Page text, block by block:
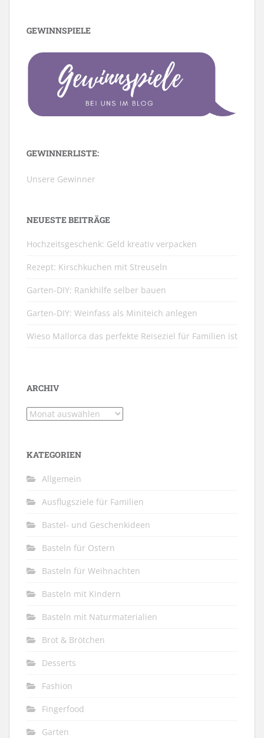
GEWINNSPIELE
GEWINNERLISTE:
Unsere Gewinner
NEUESTE BEITRÄGE
Hochzeitsgeschenk: Geld kreativ verpacken
Rezept: Kirschkuchen mit Streuseln
Garten-DIY: Rankhilfe selber bauen
Garten-DIY: Weinfass als Miniteich anlegen
Wieso Mallorca das perfekte Reiseziel für Familien ist
ARCHIV
Archiv
KATEGORIEN
Allgemein
Ausflugsziele für Familien
Bastel- und Geschenkideen
Basteln für Ostern
Basteln für Weihnachten
Basteln mit Kindern
Basteln mit Naturmaterialien
Brot & Brötchen
Desserts
Fashion
Fingerfood
Garten